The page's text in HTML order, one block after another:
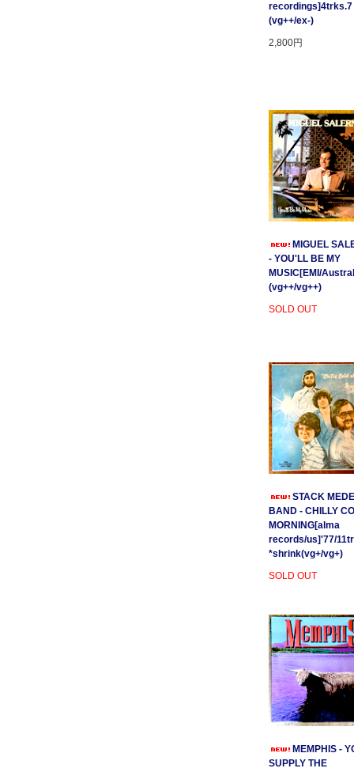
recordings]4trks.7
(vg++/ex-)
2,800円
MIGUEL
- YOU'LL BE MY
MUSIC[EMI/
(vg++/vg++)
SOLD OUT
STACK
BAND - CHILLY
MORNING[alma
records/us]'77/
*shrink(vg+/vg+)
SOLD OUT
MEMPHIS -
SUPPLY THE